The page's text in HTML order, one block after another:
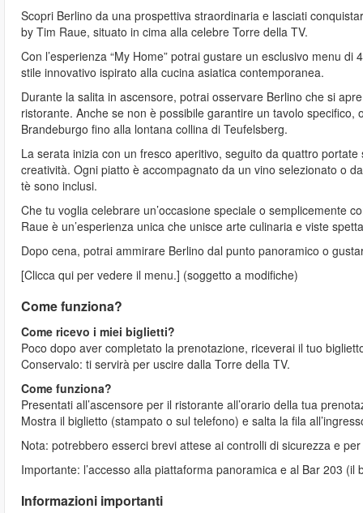
Scopri Berlino da una prospettiva straordinaria e lasciati
by Tim Raue, situato in cima alla celebre Torre della TV.
Con l’esperienza “My Home” potrai gustare un esclusivo menu
stile innovativo ispirato alla cucina asiatica contemporanea.
Durante la salita in ascensore, potrai osservare Berlino che si
ristorante. Anche se non è possibile garantire un tavolo
Brandeburgo fino alla lontana collina di Teufelsberg.
La serata inizia con un fresco aperitivo, seguito da quattro
creatività. Ogni piatto è accompagnato da un vino selezionato o
tè sono inclusi.
Che tu voglia celebrare un’occasione speciale o semplicemente
Raue è un’esperienza unica che unisce arte culinaria e viste
Dopo cena, potrai ammirare Berlino dal punto panoramico o
[Clicca qui per vedere il menu.] (soggetto a modifiche)
Come funziona?
Come ricevo i miei biglietti?
Poco dopo aver completato la prenotazione, riceverai il tuo
Conservalo: ti servirà per uscire dalla Torre della TV.
Come funziona?
Presentati all’ascensore per il ristorante all’orario della tua
Mostra il biglietto (stampato o sul telefono) e salta la fila
Nota: potrebbero esserci brevi attese ai controlli di sicurezza e per
Importante: l’accesso alla piattaforma panoramica e al Bar 203
Informazioni importanti